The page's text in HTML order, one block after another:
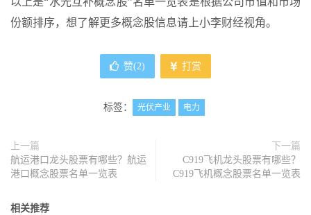
份额排序，想了解更多概念股信息请上小李财经视角。
赞(2) 打赏
标签： 光伏产业 电力
上一篇
航运港口龙头股票有哪些？航运
港口概念股票名单一览表
下一篇
C919飞机龙头股票有哪些？
C919飞机概念股票名单一览表
相关推荐